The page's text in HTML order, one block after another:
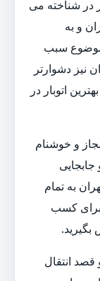
در شناخته می
و به
سبب
نیز دشوارتر
اتوبار در
و خوشنام
به تمام
کسب
بگیرید.
انتقال